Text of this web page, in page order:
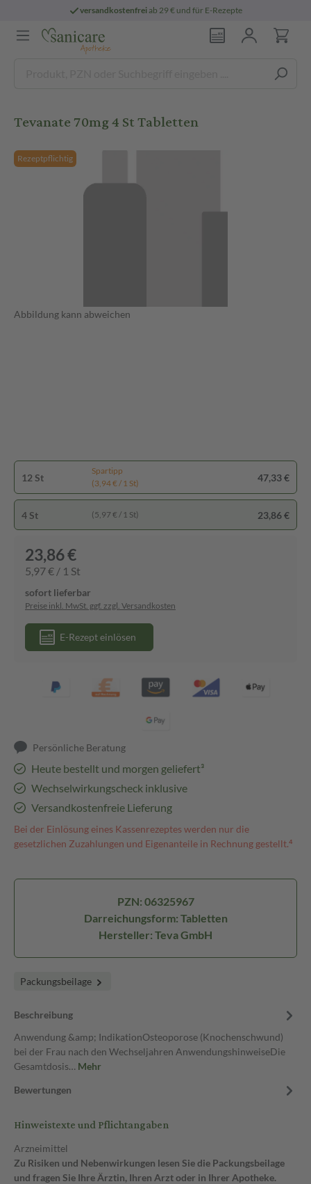
versandkostenfreiab 29 € und für E-Rezepte
Tevanate 70mg 4 St Tabletten
Rezeptpflichtig
Abbildung kann abweichen
12 St
Spartipp
(3,94 € / 1 St)
47,33 €
4 St (5,97 € / 1 St) 23,86 €
23,86 €
5,97 € / 1 St
sofort lieferbar
Preise inkl. MwSt. ggf. zzgl. Versandkosten
E-Rezept einlösen
Persönliche Beratung
Heute bestellt und morgen geliefert³
Wechselwirkungscheck inklusive
Versandkostenfreie Lieferung
Bei der Einlösung eines Kassenrezeptes werden nur die
gesetzlichen Zuzahlungen und Eigenanteile in Rechnung gestellt.⁴
PZN: 06325967
Darreichungsform: Tabletten
Hersteller: Teva GmbH
Packungsbeilage
Beschreibung
Anwendung &amp; IndikationOsteoporose (Knochenschwund)
bei der Frau nach den Wechseljahren AnwendungshinweiseDie
Gesamtdosis… Mehr
Bewertungen
Hinweistexte und Pflichtangaben
Arzneimittel
Zu Risiken und Nebenwirkungen lesen Sie die Packungsbeilage
und fragen Sie Ihre Ärztin, Ihren Arzt oder in Ihrer Apotheke.